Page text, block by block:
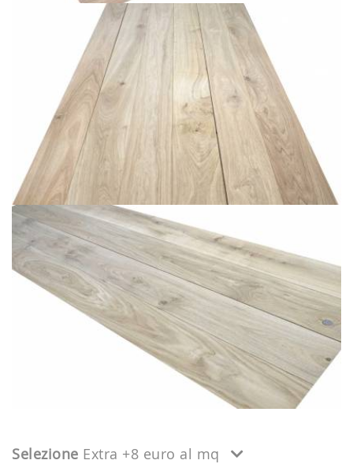
Selezione Extra +8 euro al mq